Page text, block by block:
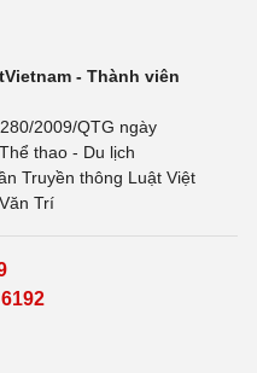
- Thành viên
2009/QTG ngày
thao - Du lịch
Truyền thông Luật Việt
Trí